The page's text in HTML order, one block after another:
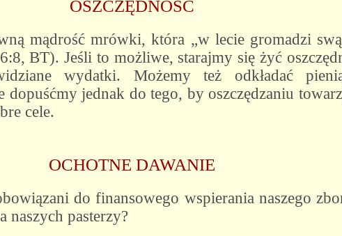
OSZCZĘDNOŚĆ
mądrość mrówki, która „w lecie gromadzi
BT). Jeśli to możliwe, starajmy się żyć
wydatki. Możemy też odkładać
dopuśćmy jednak do tego, by oszczędzaniu
cele.
OCHOTNE DAWANIE
do finansowego wspierania naszego
naszych pasterzy?